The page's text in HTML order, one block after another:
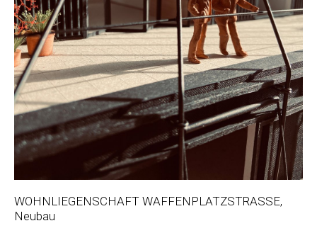
WOHNLIEGENSCHAFT WAFFENPLATZSTRASSE,
Neubau